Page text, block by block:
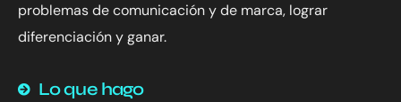
problemas de comunicación y de marca, lograr
diferenciación y ganar.
Lo que hago